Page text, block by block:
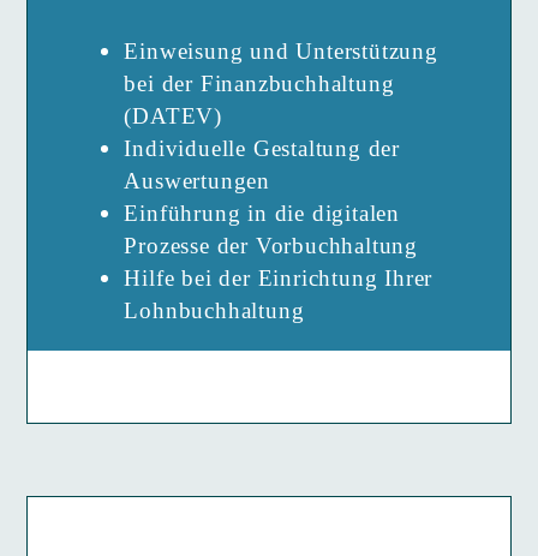
Einweisung und Unterstützung
bei der Finanzbuchhaltung
(DATEV)
Individuelle Gestaltung der
Auswertungen
Einführung in die digitalen
Prozesse der Vorbuchhaltung
Hilfe bei der Einrichtung Ihrer
Lohnbuchhaltung